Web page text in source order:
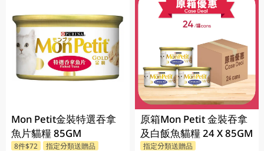
Mon Petit金裝特選吞拿
魚片貓糧 85GM
8件$72 指定分類送贈品
原箱Mon Petit 金裝吞拿
及白飯魚貓糧 24 X 85GM
指定分類送贈品